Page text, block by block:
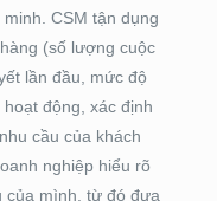
CSM tận dụng
(số lượng cuộc
lần đầu, mức độ
động, xác định
cầu của khách
nghiệp hiểu rõ
của mình, từ đó đưa